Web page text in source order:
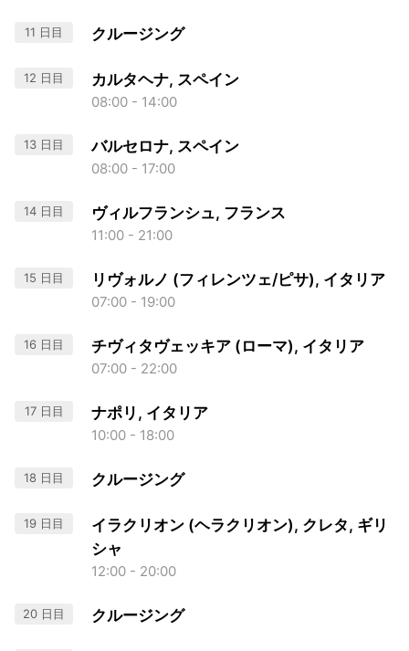
11 日目 クルージング
12 日目 カルタヘナ, スペイン
08:00 - 14:00
13 日目 バルセロナ, スペイン
08:00 - 17:00
14 日目 ヴィルフランシュ, フランス
11:00 - 21:00
15 日目 リヴォルノ (フィレンツェ/ピサ), イタリア
07:00 - 19:00
16 日目 チヴィタヴェッキア (ローマ), イタリア
07:00 - 22:00
17 日目 ナポリ, イタリア
10:00 - 18:00
18 日目 クルージング
19 日目
イラクリオン (ヘラクリオン), クレタ, ギリ
シャ
12:00 - 20:00
20 日目 クルージング